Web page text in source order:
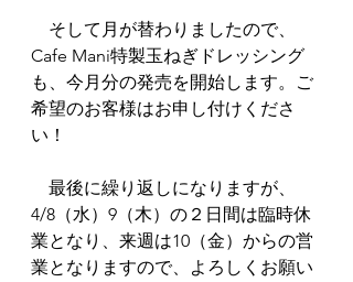
そして月が替わりましたので、
Cafe Mani特製玉ねぎドレッシング
も、今月分の発売を開始します。ご
希望のお客様はお申し付けくださ
い！
最後に繰り返しになりますが、
4/8（水）9（木）の２日間は臨時休
業となり、来週は10（金）からの営
業となりますので、よろしくお願い